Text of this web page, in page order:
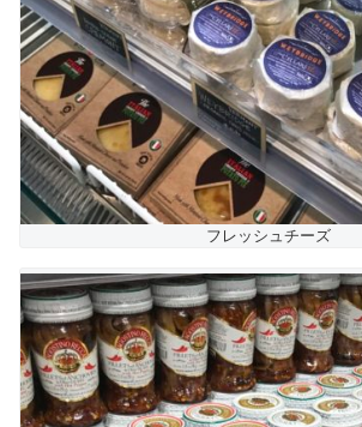
フレッシュチーズ